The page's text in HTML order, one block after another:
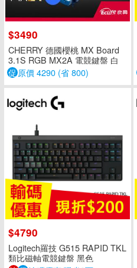
$3490
CHERRY 德國櫻桃 MX Board
3.1S RGB MX2A 電競鍵盤 白
極光軸 中文
促原價 4290 (省 800)
$4790
Logitech羅技 G515 RAPID TKL
類比磁軸電競鍵盤 黑色